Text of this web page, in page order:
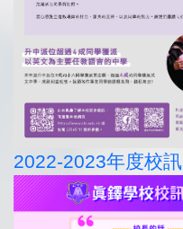
2022-2023年度校訊